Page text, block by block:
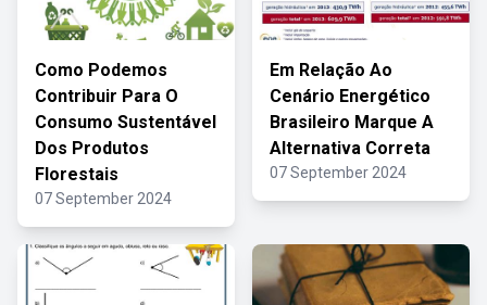
Como Podemos
Contribuir Para O
Consumo Sustentável
Dos Produtos
Florestais
07 September 2024
Em Relação Ao
Cenário Energético
Brasileiro Marque A
Alternativa Correta
07 September 2024